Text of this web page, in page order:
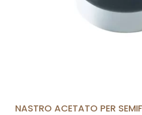
NASTRO ACETATO PER